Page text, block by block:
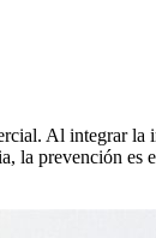
Al integrar la
la prevención es